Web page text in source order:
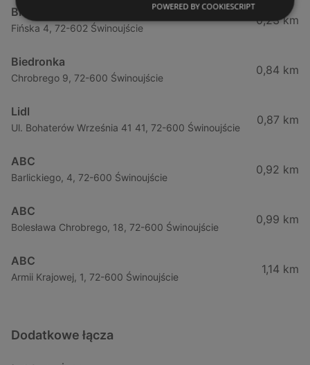
Biedronka
Fińska 4, 72-602 Świnoujście
0,23 km
Biedronka
Chrobrego 9, 72-600 Świnoujście
0,84 km
Lidl
Ul. Bohaterów Września 41 41, 72-600 Świnoujście
0,87 km
ABC
Barlickiego, 4, 72-600 Świnoujście
0,92 km
ABC
Bolesława Chrobrego, 18, 72-600 Świnoujście
0,99 km
ABC
Armii Krajowej, 1, 72-600 Świnoujście
1,14 km
Dodatkowe łącza
POWERED BY COOKIESCRIPT